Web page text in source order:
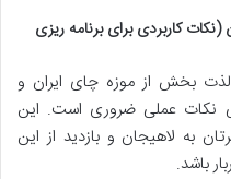
کاربردی برای برنامه ریزی
لذت بخش از موزه چای ایران و
نکات عملی ضروری است. این
به لاهیجان و بازدید از این
باشد.